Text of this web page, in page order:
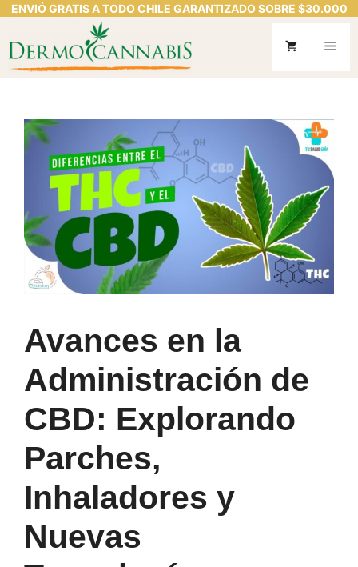
ENVIÓ GRATIS A TODO CHILE GARANTIZADO SOBRE $30.000
al
contenido
Avances en la
Administración de
CBD: Explorando
Parches,
Inhaladores y
Nuevas